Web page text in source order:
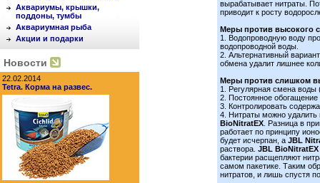
Аквариумы, крышки,
поддоны, тумбы
Аквариумная рыба
Акции и подарки
Новости
22.02.2014
Tetra. Корма на развес.
вырабатывает нитраты.
приводит к росту
Меры против высокого
1. Водопроводную воду
водопроводной воды.
2. Альтернативный
обмена удалит лишнее
Меры против слишком
1. Регулярная смена
2. Постоянное
3. Контролировать
4. Нитраты можно удалить
BioNitratEX . Разница в
работает по принципу
будет исчерпан, а JBL
раствора. JBL BioNitratEX
бактерии расщепляют
самом пакетике. Таким
нитратов, и лишь спустя